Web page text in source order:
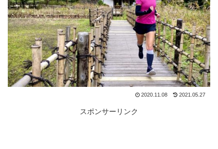
2020.11.08 2021.05.27
スポンサーリンク